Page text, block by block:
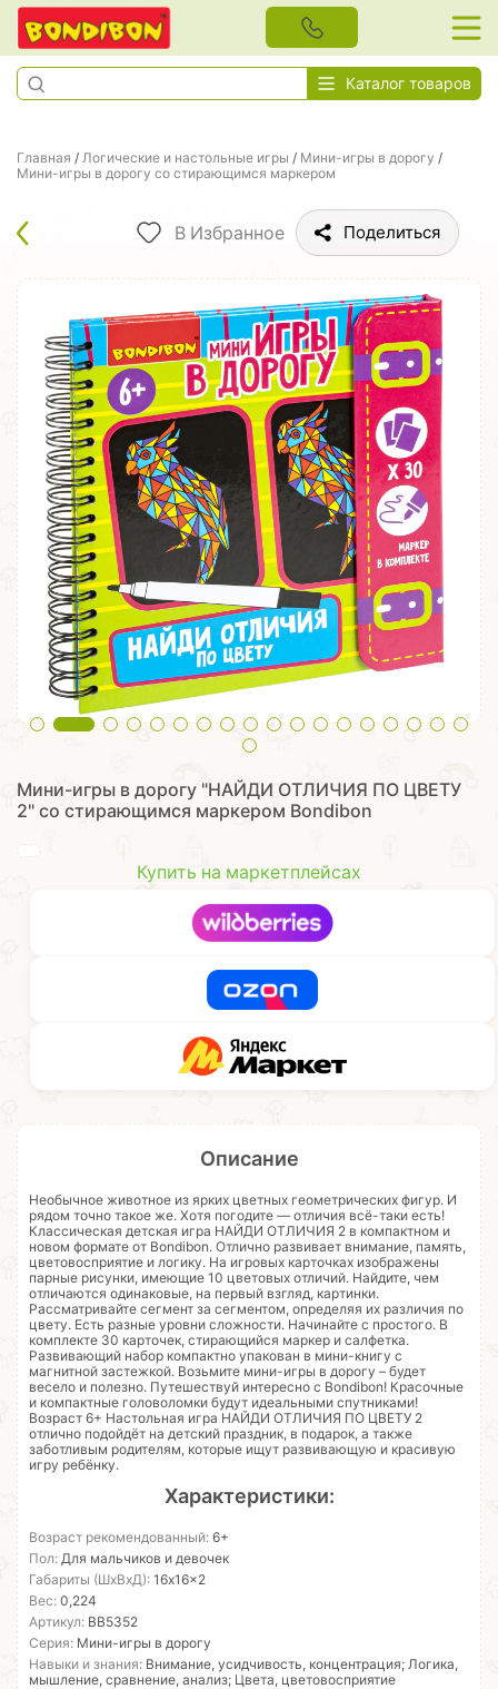
Каталог товаров
Главная / Логические и настольные игры / Мини-игры в дорогу /
Мини-игры в дорогу со стирающимся маркером
В Избранное Поделиться
Мини-игры в дорогу "НАЙДИ ОТЛИЧИЯ ПО ЦВЕТУ
2" со стирающимся маркером Bondibon
Купить на маркетплейсах
Описание
Необычное животное из ярких цветных геометрических фигур. И
рядом точно такое же. Хотя погодите — отличия всё-таки есть!
Классическая детская игра НАЙДИ ОТЛИЧИЯ 2 в компактном и
новом формате от Bondibon. Отлично развивает внимание, память,
цветовосприятие и логику. На игровых карточках изображены
парные рисунки, имеющие 10 цветовых отличий. Найдите, чем
отличаются одинаковые, на первый взгляд, картинки.
Рассматривайте сегмент за сегментом, определяя их различия по
цвету. Есть разные уровни сложности. Начинайте с простого. В
комплекте 30 карточек, стирающийся маркер и салфетка.
Развивающий набор компактно упакован в мини-книгу с
магнитной застежкой. Возьмите мини-игры в дорогу – будет
весело и полезно. Путешествуй интересно с Bondibon! Красочные
и компактные головоломки будут идеальными спутниками!
Возраст 6+ Настольная игра НАЙДИ ОТЛИЧИЯ ПО ЦВЕТУ 2
отлично подойдёт на детский праздник, в подарок, а также
заботливым родителям, которые ищут развивающую и красивую
игру ребёнку.
Характеристики:
Возраст рекомендованный: 6+
Пол: Для мальчиков и девочек
Габариты (ШхВхД): 16x16x2
Вес: 0,224
Артикул: ВВ5352
Серия: Мини-игры в дорогу
Навыки и знания: Внимание, усидчивость, концентрация; Логика,
мышление, сравнение, анализ; Цвета, цветовосприятие